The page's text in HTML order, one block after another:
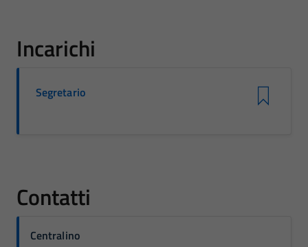
Incarichi
Segretario
Contatti
Centralino